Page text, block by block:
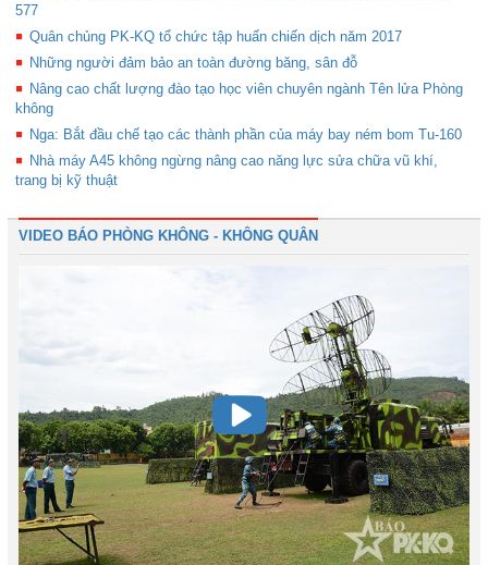
577
Quân chủng PK-KQ tổ chức tập huấn chiến dịch năm 2017
Những người đảm bảo an toàn đường băng, sân đỗ
Nâng cao chất lượng đào tạo học viên chuyên ngành Tên lửa Phòng
không
Nga: Bắt đầu chế tạo các thành phần của máy bay ném bom Tu-160
Nhà máy A45 không ngừng nâng cao năng lực sửa chữa vũ khí,
trang bị kỹ thuật
VIDEO BÁO PHÒNG KHÔNG - KHÔNG QUÂN